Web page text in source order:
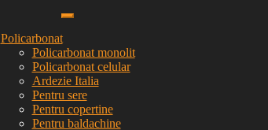
Policarbonat
Policarbonat monolit
Policarbonat celular
Ardezie Italia
Pentru sere
Pentru copertine
Pentru baldachine